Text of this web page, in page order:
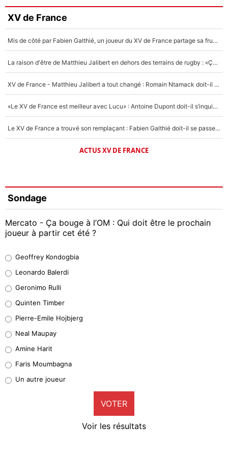
XV de France
Mis de côté par Fabien Galthié, un joueur du XV de France partage sa frustration : «ils ne me l’ont pas dit tout de suite»
La raison d'être de Matthieu Jalibert en dehors des terrains de rugby : «Ça m'atteint autant que si tu touches à un membre de ma famille»
XV de France - Matthieu Jalibert a tout changé : Romain Ntamack doit-il s’inquiéter pour sa place à un an de la Coupe du monde ?
«Le XV de France est meilleur avec Lucu» : Antoine Dupont doit-il s’inquiéter pour sa place ?
Le XV de France a trouvé son remplaçant : Fabien Galthié doit-il se passer d'Antoine Dupont ?
ACTUS XV DE FRANCE
Sondage
Mercato - Ça bouge à l’OM : Qui doit être le prochain
joueur à partir cet été ?
38%
32%
5%
1%
9%
Geoffrey Kondogbia
Leonardo Balerdi
Geronimo Rulli
Quinten Timber
Pierre-Emile Hojbjerg
Neal Maupay
Amine Harit
Faris Moumbagna
Un autre joueur
VOTER
Voir les résultats